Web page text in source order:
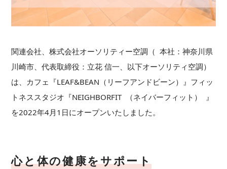
関連会社、株式会社オーソリティー空調（ 本社：神奈川県
川崎市、代表取締役：立花 信⼀、以下オーソリティ空調）
は、カフェ『LEAF&BEAN（リーフアンドビーン）』フィッ
トネススタジオ『NEIGHBORFIT （ネイバーフィット） 』
を2022年4⽉1⽇にオープンいたしました。
心と体の健康をサポート